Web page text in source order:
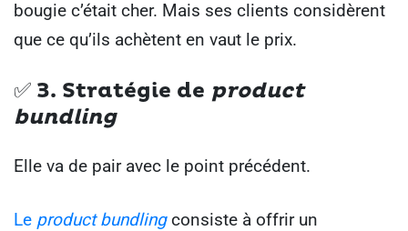
bougie c’était cher. Mais ses clients considèrent
que ce qu’ils achètent en vaut le prix.
✅ 3. Stratégie de product
bundling
Elle va de pair avec le point précédent.
Le product bundlingconsiste à offrir un